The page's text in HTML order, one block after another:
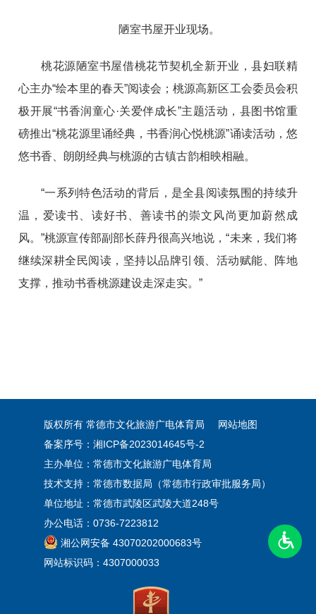
陋室书屋开业现场。
桃花源陋室书屋借桃花节契机全新开业，县妇联精
心主办“绘本里的春天”阅读会；桃源高新区工会委员会积
极开展“书香润童心·关爱伴成长”主题活动，县图书馆重
磅推出“桃花源里诵经典，书香润心悦桃源”诵读活动，悠
悠书香、朗朗经典与桃源的古镇古韵相映相融。
“一系列特色活动的背后，是全县阅读氛围的持续升
温，爱读书、读好书、善读书的崇文风尚更加蔚然成
风。”桃源宣传部副部长薛丹很高兴地说，“未来，我们将
继续深耕全民阅读，坚持以品牌引领、活动赋能、阵地
支撑，推动书香桃源建设走深走实。”
版权所有 常德市文化旅游广电体育局
网站地图
备案序号：湘ICP备2023014645号-2
主办单位：常德市文化旅游广电体育局
技术支持：常德市数据局（常德市行政审批服务局）
单位地址：常德市武陵区武陵大道248号
办公电话：0736-7223812
湘公网安备 43070202000683号
网站标识码：4307000033